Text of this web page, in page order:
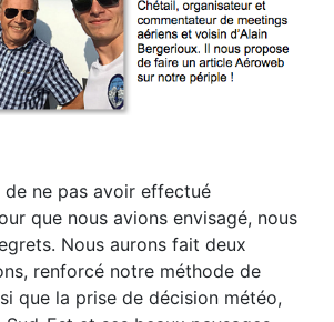
de ne pas avoir effectué
que nous avions envisagé, nous
Nous aurons fait deux
renforcé notre méthode de
que la prise de décision météo,